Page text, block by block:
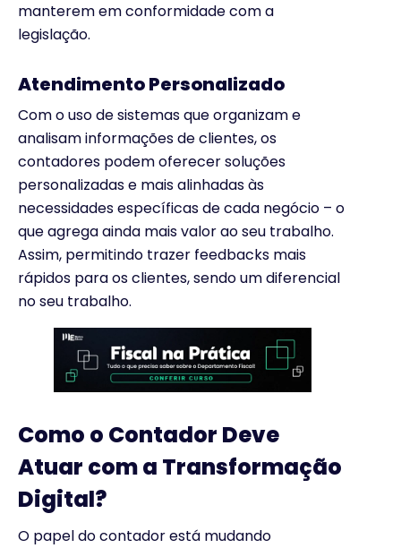
manterem em conformidade com a
legislação.
Atendimento Personalizado
Com o uso de sistemas que organizam e
analisam informações de clientes, os
contadores podem oferecer soluções
personalizadas e mais alinhadas às
necessidades específicas de cada negócio – o
que agrega ainda mais valor ao seu trabalho.
Assim, permitindo trazer feedbacks mais
rápidos para os clientes, sendo um diferencial
no seu trabalho.
Como o Contador Deve
Atuar com a Transformação
Digital?
O papel do contador está mudando